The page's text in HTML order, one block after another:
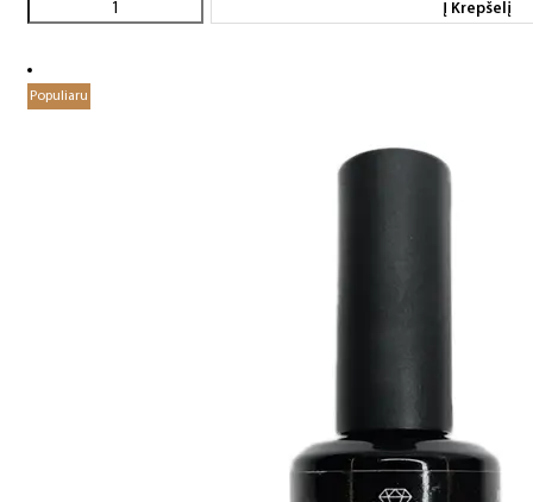
Į Krepšelį
Populiaru